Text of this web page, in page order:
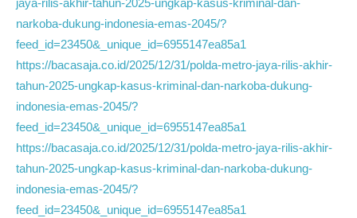
narkoba-dukung-indonesia-emas-2045/?
feed_id=23450&_unique_id=6955147ea85a1
https://bacasaja.co.id/2025/12/31/polda-metro-jaya-rilis-akhir-
tahun-2025-ungkap-kasus-kriminal-dan-narkoba-dukung-
indonesia-emas-2045/?
feed_id=23450&_unique_id=6955147ea85a1
https://bacasaja.co.id/2025/12/31/polda-metro-jaya-rilis-akhir-
tahun-2025-ungkap-kasus-kriminal-dan-narkoba-dukung-
indonesia-emas-2045/?
feed_id=23450&_unique_id=6955147ea85a1